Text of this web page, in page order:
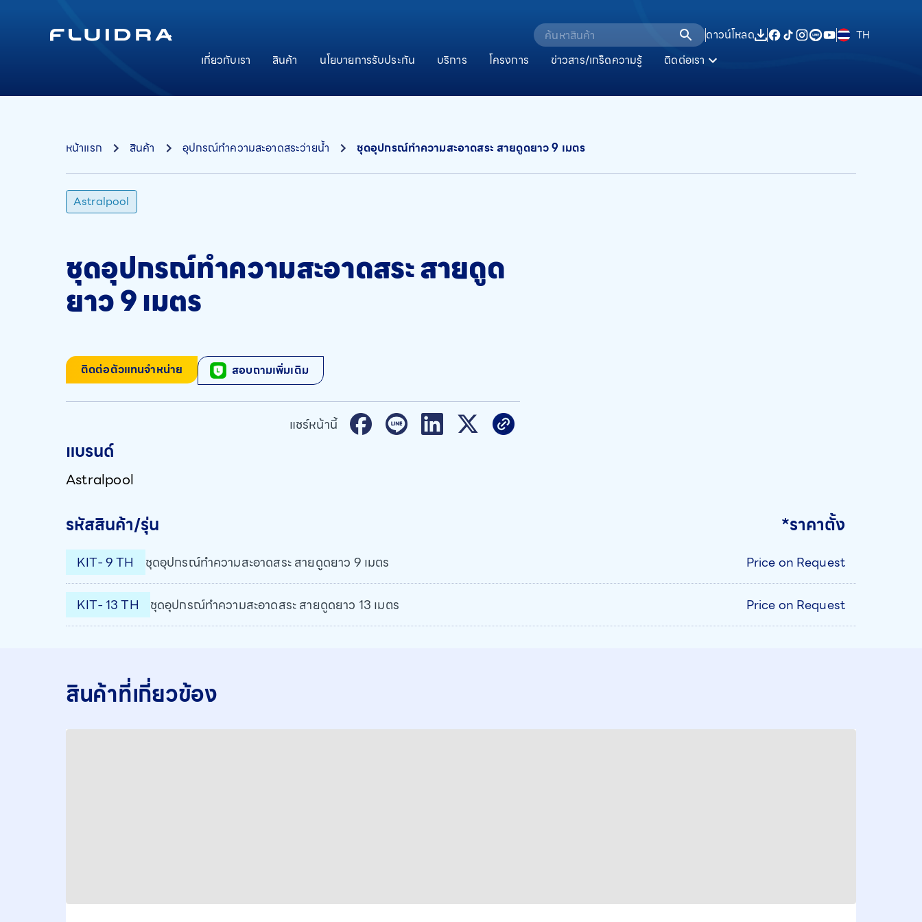
ดาวน์โหลด TH
เกี่ยวกับเรา สินค้า นโยบายการรับประกัน บริการ โครงการ ข่าวสาร/เกร็ดความรู้ ติดต่อเรา
หน้าแรก สินค้า อุปกรณ์ทำความสะอาดสระว่ายน้ำ ชุดอุปกรณ์ทำความสะอาดสระ สายดูดยาว 9 เมตร
Astralpool
ชุดอุปกรณ์ทำความสะอาดสระ สายดูด
ยาว 9 เมตร
ติดต่อตัวแทนจำหน่าย สอบถามเพิ่มเติม
แชร์หน้านี้
แบรนด์
Astralpool
รหัสสินค้า/รุ่น *ราคาตั้ง
KIT- 9 TH ชุดอุปกรณ์ทำความสะอาดสระ สายดูดยาว 9 เมตร Price on Request
KIT- 13 TH ชุดอุปกรณ์ทำความสะอาดสระ สายดูดยาว 13 เมตร Price on Request
สินค้าที่เกี่ยวข้อง